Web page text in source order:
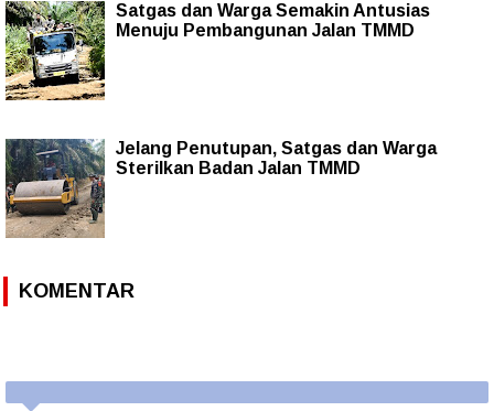
Satgas dan Warga Semakin Antusias
Menuju Pembangunan Jalan TMMD
Jelang Penutupan, Satgas dan Warga
Sterilkan Badan Jalan TMMD
KOMENTAR